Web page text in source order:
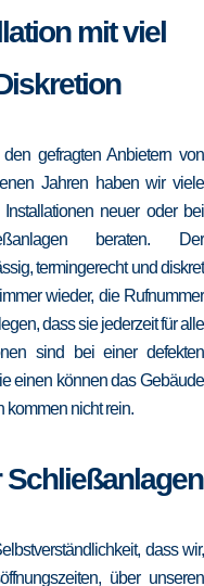
mit viel
gefragten Anbietern von
Jahren haben wir viele
neuer oder bei
beraten. Der
termingerecht und diskret
wieder, die Rufnummer
dass sie jederzeit für alle
sind bei einer defekten
einen können das Gebäude
kommen nicht rein.
dass wir,
über unseren